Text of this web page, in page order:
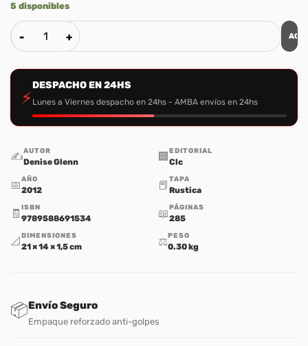
5 disponibles
Sabiduría para Madres cantidad
⚡
DESPACHO EN 24HS
Lunes a Viernes despacho en 24hs - AMBA envíos en 24hs
✍️AUTOR
Denise Glenn 🏢 EDITORIAL
Clc
📅AÑO
2012 📕 TAPA
Rustica
🧾 ISBN
9789588691534 📖PÁGINAS
285
📐 DIMENSIONES
21 × 14 × 1,5 cm ⚖️PESO
0.30 kg
📦Envío Seguro
Empaque reforzado anti-golpes